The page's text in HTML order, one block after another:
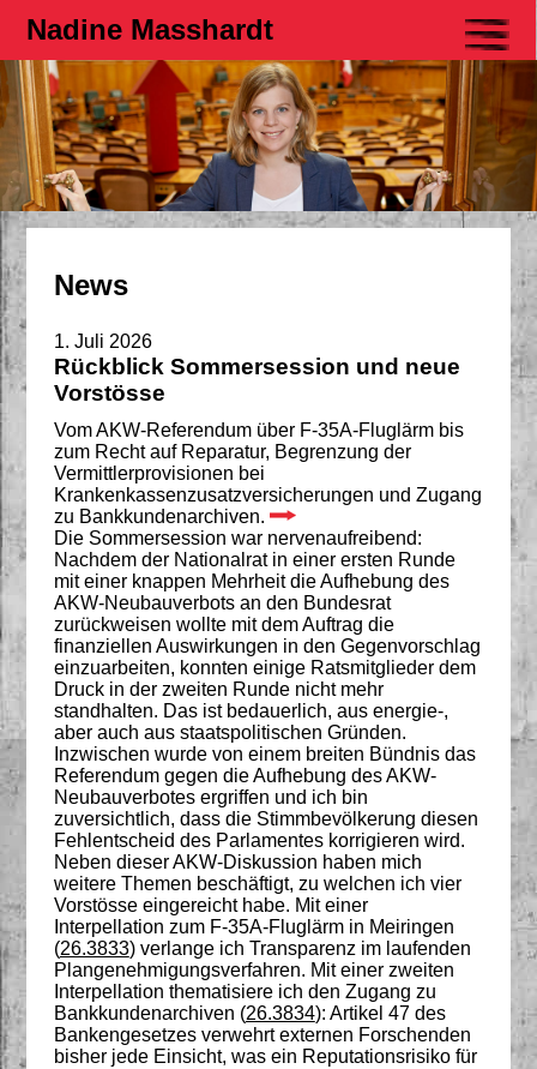
Nadine Masshardt
News
1. Juli 2026
Rückblick Sommersession und neue
Vorstösse
Vom AKW-Referendum über F-35A-Fluglärm bis
zum Recht auf Reparatur, Begrenzung der
Vermittlerprovisionen bei
Krankenkassenzusatzversicherungen und Zugang
zu Bankkundenarchiven.
Die Sommersession war nervenaufreibend:
Nachdem der Nationalrat in einer ersten Runde
mit einer knappen Mehrheit die Aufhebung des
AKW-Neubauverbots an den Bundesrat
zurückweisen wollte mit dem Auftrag die
finanziellen Auswirkungen in den Gegenvorschlag
einzuarbeiten, konnten einige Ratsmitglieder dem
Druck in der zweiten Runde nicht mehr
standhalten. Das ist bedauerlich, aus energie-,
aber auch aus staatspolitischen Gründen.
Inzwischen wurde von einem breiten Bündnis das
Referendum gegen die Aufhebung des AKW-
Neubauverbotes ergriffen und ich bin
zuversichtlich, dass die Stimmbevölkerung diesen
Fehlentscheid des Parlamentes korrigieren wird.
Neben dieser AKW-Diskussion haben mich
weitere Themen beschäftigt, zu welchen ich vier
Vorstösse eingereicht habe. Mit einer
Interpellation zum F-35A-Fluglärm in Meiringen
(26.3833) verlange ich Transparenz im laufenden
Plangenehmigungsverfahren. Mit einer zweiten
Interpellation thematisiere ich den Zugang zu
Bankkundenarchiven (26.3834): Artikel 47 des
Bankengesetzes verwehrt externen Forschenden
bisher jede Einsicht, was ein Reputationsrisiko für